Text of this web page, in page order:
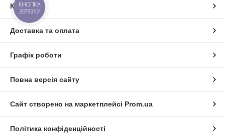
Контакти
Доставка та оплата
Графік роботи
Повна версія сайту
Сайт створено на маркетплейсі Prom.ua
Політика конфіденційності
КНОПКА
ЗВ'ЯЗКУ